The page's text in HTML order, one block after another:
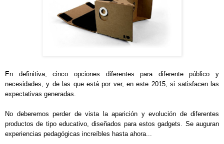
En definitiva, cinco opciones diferentes para diferente público y
necesidades, y de las que está por ver, en este 2015, si satisfacen las
expectativas generadas.
No deberemos perder de vista la aparición y evolución de diferentes
productos de tipo educativo, diseñados para estos gadgets. Se auguran
experiencias pedagógicas increíbles hasta ahora...